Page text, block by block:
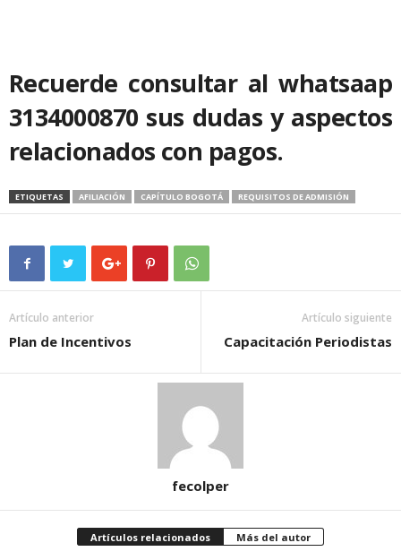
Recuerde consultar al whatsaap
3134000870 sus dudas y aspectos
relacionados con pagos.
ETIQUETAS AFILIACIÓN CAPÍTULO BOGOTÁ REQUISITOS DE ADMISIÓN
Artículo anterior
Plan de Incentivos
Artículo siguiente
Capacitación Periodistas
fecolper
Artículos relacionados Más del autor